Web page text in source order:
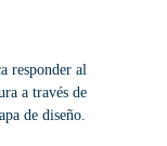
responder al
a través de
de diseño.